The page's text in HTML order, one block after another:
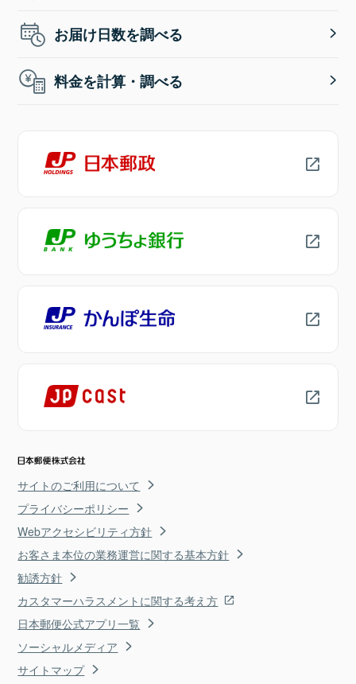
お届け日数を調べる
料金を計算・調べる
サイトのご利用について
プライバシーポリシー
Webアクセシビリティ方針
お客さま本位の業務運営に関する基本方針
勧誘方針
カスタマーハラスメントに関する考え方
日本郵便公式アプリ一覧
ソーシャルメディア
サイトマップ